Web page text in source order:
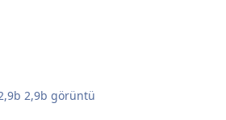
2,9b görüntü